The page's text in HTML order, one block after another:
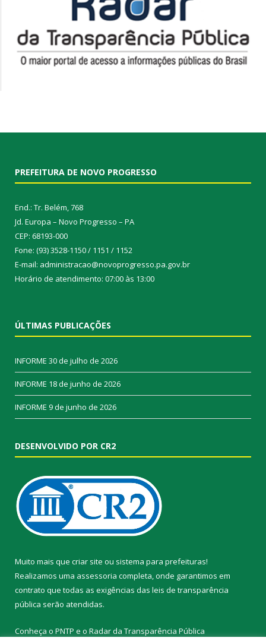
PREFEITURA DE NOVO PROGRESSO
End.: Tr. Belém, 768
Jd. Europa – Novo Progresso – PA
CEP: 68193-000
Fone: (93) 3528-1150 / 1151 / 1152
E-mail: administracao@novoprogresso.pa.gov.br
Horário de atendimento: 07:00 às 13:00
ÚLTIMAS PUBLICAÇÕES
INFORME 30 de julho de 2026
INFORME 18 de junho de 2026
INFORME 9 de junho de 2026
DESENVOLVIDO POR CR2
Muito mais que criar site ou sistema para prefeituras!
Realizamos uma assessoria completa, onde garantimos em
contrato que todas as exigências das leis de transparência
pública serão atendidas.
Conheça o PNTP e o Radar da Transparência Pública